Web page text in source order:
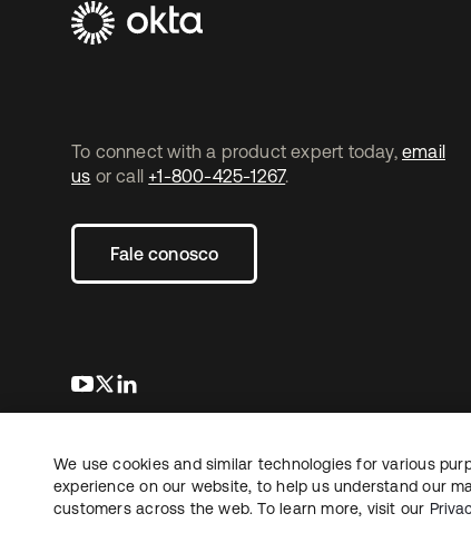
To connect with a product expert today, email
us or call +1-800-425-1267.
Fale conosco
abre em uma nova guia
abre em uma nova guia
Copyright © 2026 Okta. Todos os direitos
reservados.
We use cookies and similar technologies for various
experience on our website, to help us understand our
customers across the web. To learn more, visit our